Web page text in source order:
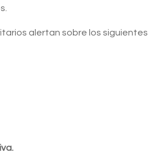
alertan sobre los siguientes